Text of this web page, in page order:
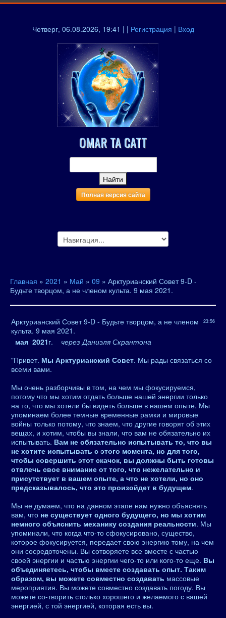
Четверг, 06.08.2026, 19:41 | | Регистрация | Вход
OMAR TA CATT
Полная версия сайта
Главная » 2021 » Май » 09 » Арктурианский Совет 9-D -
Будьте творцом, а не членом культа. 9 мая 2021.
23:56
Арктурианский Совет 9-D - Будьте творцом, а не членом
культа. 9 мая 2021.
мая 2021г.
через Даниэля Скрантона
"Привет. Мы Арктурианский Совет. Мы рады связаться со
всеми вами.
Мы очень разборчивы в том, на чем мы фокусируемся,
потому что мы хотим отдать больше нашей энергии только
на то, что мы хотели бы видеть больше в нашем опыте. Мы
упоминаем более темные временные рамки и мировые
войны только потому, что знаем, что другие говорят об этих
вещах, и хотим, чтобы вы знали, что вам не обязательно их
испытывать. Вам не обязательно испытывать то, что вы
не хотите испытывать с этого момента, но для того,
чтобы совершить этот скачок, вы должны быть готовы
отвлечь свое внимание от того, что нежелательно и
присутствует в вашем опыте, а что не хотели, но оно
предсказывалось, что это произойдет в будущем.
Мы не думаем, что на данном этапе нам нужно объяснять
вам, что не существует одного будущего, но мы хотим
немного объяснить механику создания реальности. Мы
упоминали, что когда что-то сфокусировано, существо,
которое фокусируется, передает свою энергию тому, на чем
они сосредоточены. Вы сотворяете все вместе с частью
своей энергии и частью энергии чего-то или кого-то еще. Вы
объединяетесь, чтобы вместе создавать опыт. Таким
образом, вы можете совместно создавать массовые
мероприятия. Вы можете совместно создавать погоду. Вы
можете со-творить столько хорошего и желаемого с вашей
энергией, с той энергией, которая есть вы.